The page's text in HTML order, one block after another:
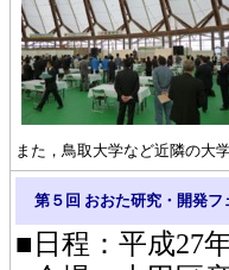
また，鳥取大学など近隣の大
第５回 おおた研究・開発フ
■日程：平成27